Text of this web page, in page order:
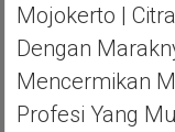
Mojokerto |
Dengan
Mencermikan
Profesi Yang